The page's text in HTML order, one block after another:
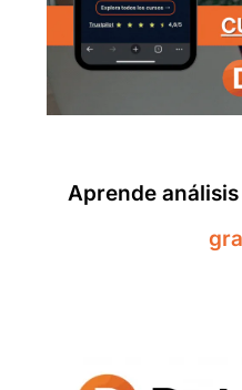
Aprende